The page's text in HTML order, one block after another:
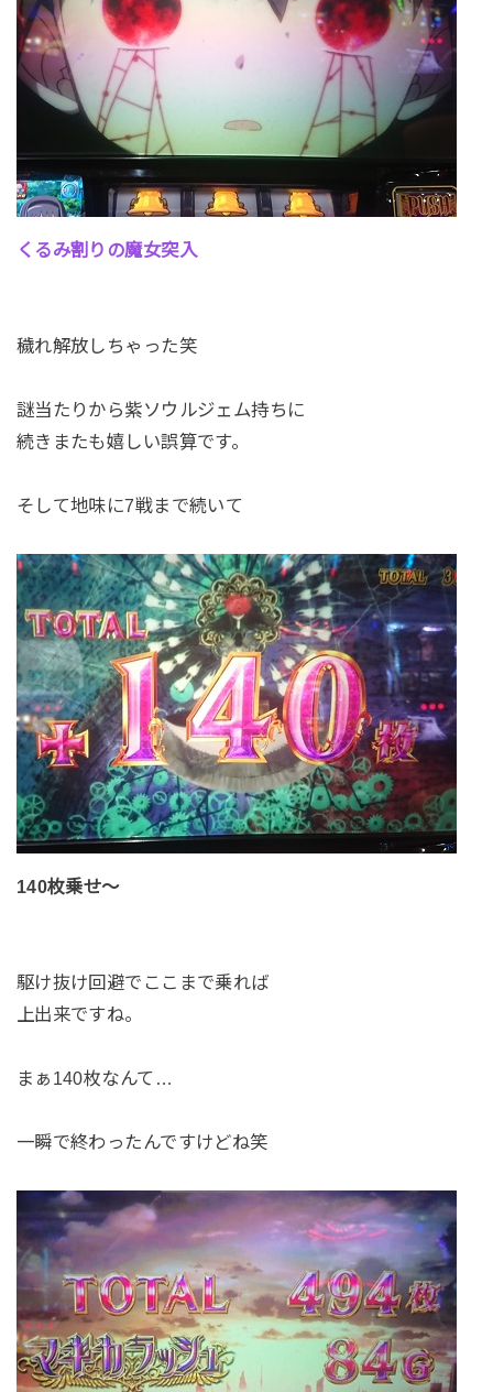
くるみ割りの魔女突入
穢れ解放しちゃった笑
謎当たりから紫ソウルジェム持ちに
続きまたも嬉しい誤算です。
そして地味に7戦まで続いて
140枚乗せ～
駆け抜け回避でここまで乗れば
上出来ですね。
まぁ140枚なんて…
一瞬で終わったんですけどね笑